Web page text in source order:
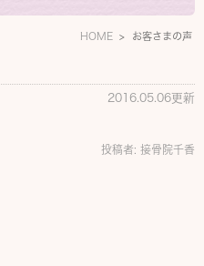
HOME お客さまの声
2016.05.06更新
投稿者: 接骨院千香